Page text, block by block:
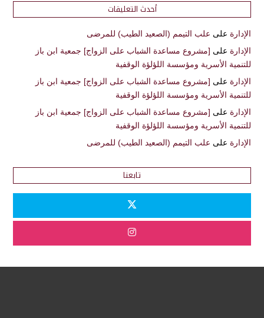
أحدث التعليقات
الإدارة على علب التيمم (الصعيد الطيب) للمرضى
الإدارة على [مشروع مساعدة الشباب على الزواج] جمعية ابن باز
للتنمية الأسرية ومؤسسة اللؤلؤة الوقفية
الإدارة على [مشروع مساعدة الشباب على الزواج] جمعية ابن باز
للتنمية الأسرية ومؤسسة اللؤلؤة الوقفية
الإدارة على [مشروع مساعدة الشباب على الزواج] جمعية ابن باز
للتنمية الأسرية ومؤسسة اللؤلؤة الوقفية
الإدارة على علب التيمم (الصعيد الطيب) للمرضى
تابعنا